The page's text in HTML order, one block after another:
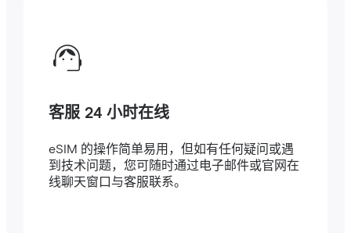
客服 24 小时在线
eSIM 的操作简单易用，但如有任何疑问或遇
到技术问题，您可随时通过电子邮件或官网在
线聊天窗口与客服联系。